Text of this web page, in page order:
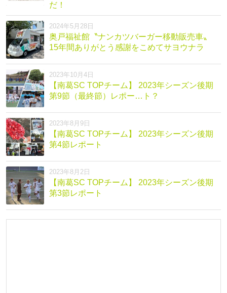
だ！
2024年5月28日
奥戸福祉館〝ナンカツバーガー移動販売車〟
15年間ありがとう感謝をこめてサヨウナラ
2023年10月4日
【南葛SC TOPチーム】 2023年シーズン後期
第9節（最終節）レポー…ト？
2023年8月9日
【南葛SC TOPチーム】 2023年シーズン後期
第4節レポート
2023年8月2日
【南葛SC TOPチーム】 2023年シーズン後期
第3節レポート